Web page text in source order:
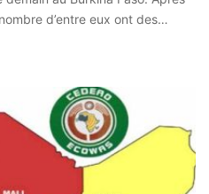
d’entre eux ont des…